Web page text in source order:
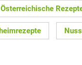
Österreichische